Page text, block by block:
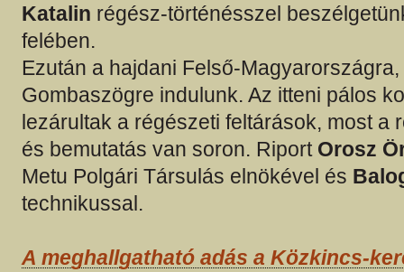
Katalin régész-történésszel
felében.
Ezután a hajdani Felső-
Gombaszögre indulunk. Az itteni pálos
lezárultak a régészeti feltárások, most a
és bemutatás van soron. Riport Orosz
Metu Polgári Társulás elnökével és
technikussal.
A meghallgatható adás a Közkincs-